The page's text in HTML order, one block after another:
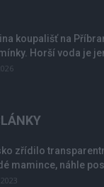
koupališť na
Horší voda je
zřídilo
mamince, náhle